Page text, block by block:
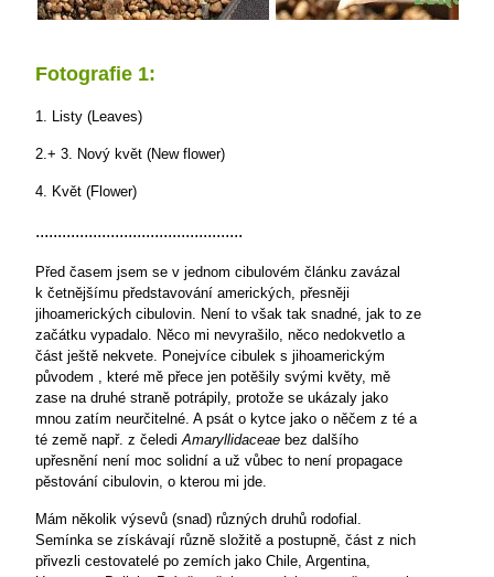
Fotografie 1:
1. Listy (Leaves)
2.+ 3. Nový květ (New flower)
4. Květ (Flower)
...............................................
Před časem jsem se v jednom cibulovém článku zavázal
k četnějšímu představování amerických, přesněji
jihoamerických cibulovin. Není to však tak snadné, jak to ze
začátku vypadalo. Něco mi nevyrašilo, něco nedokvetlo a
část ještě nekvete. Ponejvíce cibulek s jihoamerickým
původem , které mě přece jen potěšily svými květy, mě
zase na druhé straně potrápily, protože se ukázaly jako
mnou zatím neurčitelné. A psát o kytce jako o něčem z té a
té země např. z čelediAmaryllidaceae bez dalšího
upřesnění není moc solidní a už vůbec to není propagace
pěstování cibulovin, o kterou mi jde.
Mám několik výsevů (snad) různých druhů rodofial.
Semínka se získávají různě složitě a postupně, část z nich
přivezli cestovatelé po zemích jako Chile, Argentina,